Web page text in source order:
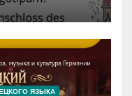
der
ЯЗЫКА